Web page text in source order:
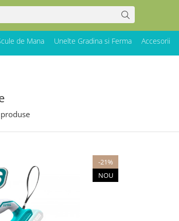
de Mana Unelte Gradina si Ferma Accesorii
produse
-21%
NOU